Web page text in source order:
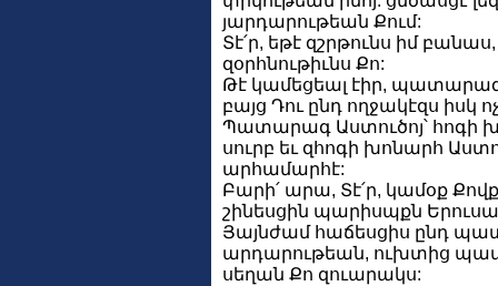
յարդարութեան Քում:
Տէ՛ր, եթէ զշրթունս իմ
զօրհնութիւնս Քո:
Թէ կամեցեալ էիր,
բայց Դու ընդ ողջակէզս իսկ
Պատարագ Աստուծոյ՝ հոգի
սուրբ եւ զհոգի խոնարհ
արհամարհէ:
Բարի՛ արա, Տէ՛ր, կամօք
շինեսցին պարիսպքն
Յայնժամ հաճեսցիս ընդ
արդարութեան, ուխտից
սեղան Քո զուարակս: